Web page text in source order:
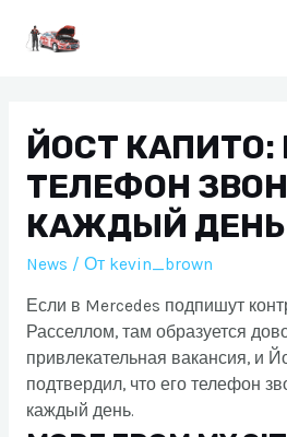
ЙОСТ КАПИТО:
ТЕЛЕФОН
КАЖДЫЙ ДЕНЬ
News / От kevin_brown
Если в Mercedes подпишут
Расселлом, там образуется
привлекательная вакансия, и
подтвердил, что его телефон
каждый день.